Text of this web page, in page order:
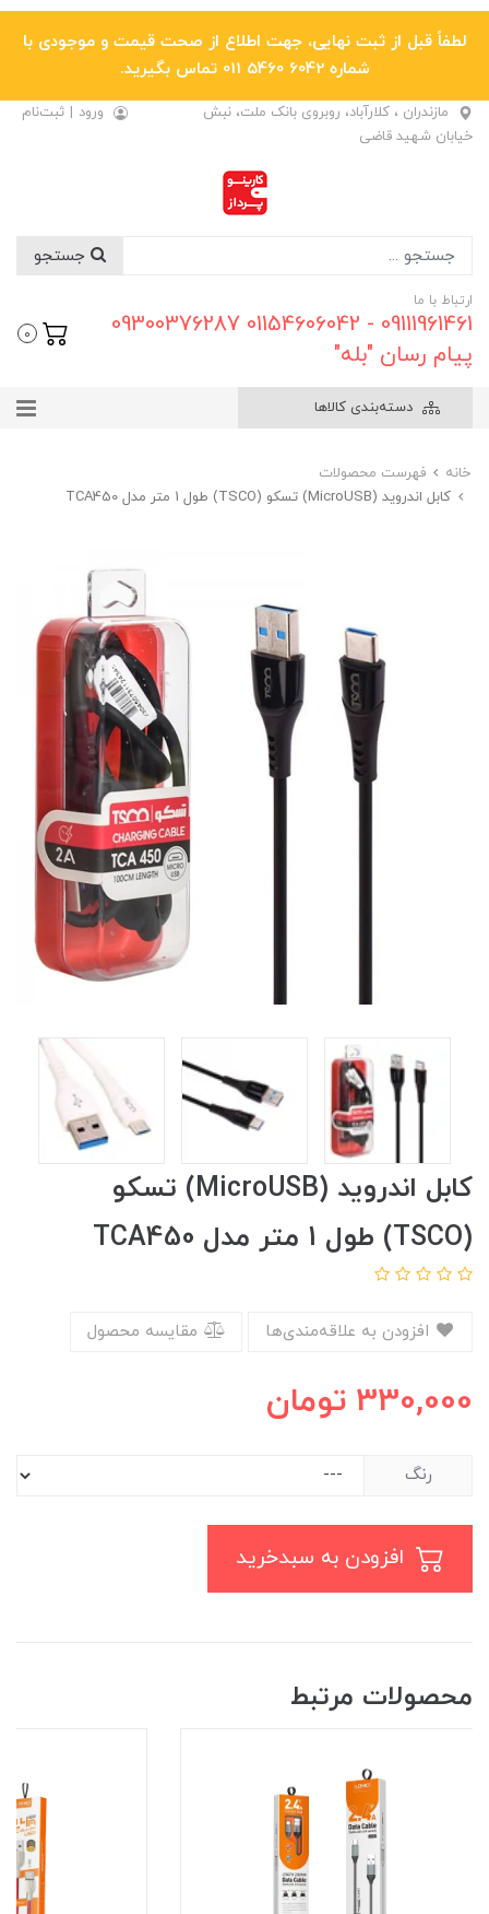
لطفاً قبل از ثبت نهایی، جهت اطلاع از صحت قیمت و موجودی با
شماره 6042 5460 011 تماس بگیرید.
مازندران ، کلارآباد، روبروی بانک ملت، نبش
خیابان شهید قاضی
ورود | ثبت‌نام
ارتباط با ما
09111961461 - 01154606042 09300376287
پیام رسان "بله"
0
دسته‌بندی کالاها
خانه
فهرست محصولات
کابل اندروید (MicroUSB) تسکو (TSCO) طول 1 متر مدل TCA450
کابل اندروید (MicroUSB) تسکو
(TSCO) طول 1 متر مدل TCA450
مقایسه محصول
330,000 تومان
رنگ
محصولات مرتبط